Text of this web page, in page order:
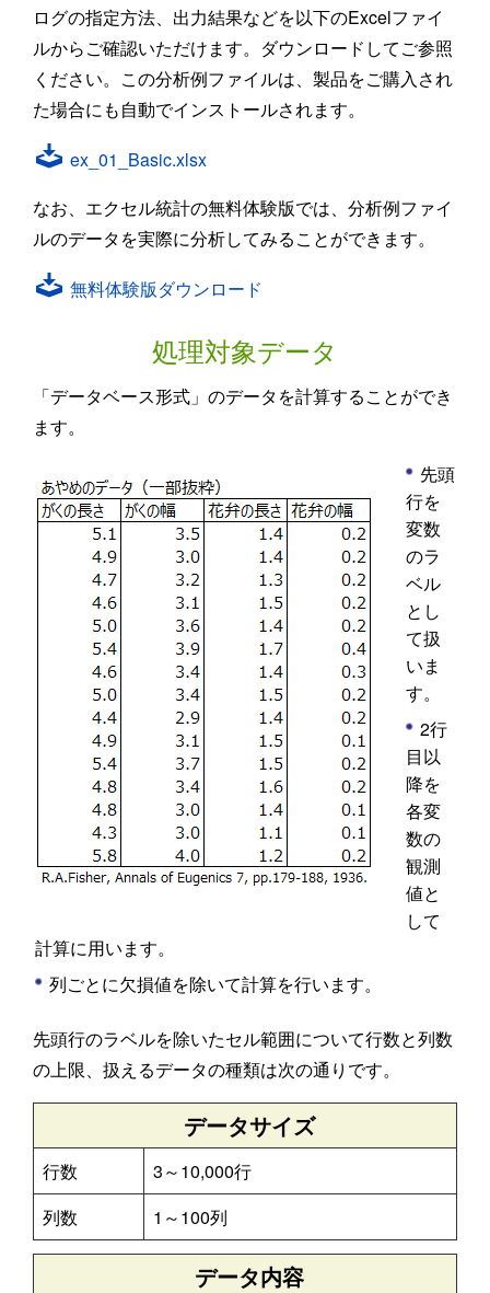
ログの指定方法、出力結果などを以下のExcelファイ
ルからご確認いただけます。ダウンロードしてご参照
ください。この分析例ファイルは、製品をご購入され
た場合にも自動でインストールされます。
ex_01_Basic.xlsx
なお、エクセル統計の無料体験版では、分析例ファイ
ルのデータを実際に分析してみることができます。
無料体験版ダウンロード
処理対象データ
「データベース形式」のデータを計算することができ
ます。
先頭
行を
変数
のラ
ベル
とし
て扱
いま
す。
2行
目以
降を
各変
数の
観測
値と
して
計算に用います。
列ごとに欠損値を除いて計算を行います。
先頭行のラベルを除いたセル範囲について行数と列数
の上限、扱えるデータの種類は次の通りです。
データサイズ
行数
3～10,000行
列数
1～100列
データ内容